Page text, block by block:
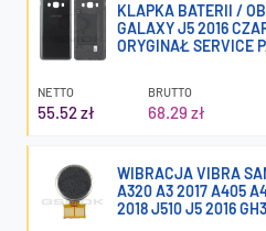
KLAPKA BATERII /
GALAXY J5 2016
ORYGINAŁ SERVICE
NETTO
55.52 zł
BRUTTO
68.29 zł
WIBRACJA VIBRA
A320 A3 2017 A405
2018 J510 J5 2016